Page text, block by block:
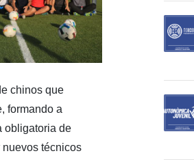
chinos que
formando a
obligatoria de
técnicos